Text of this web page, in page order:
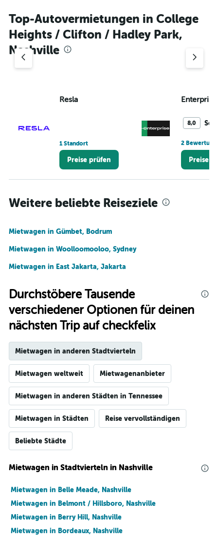
Top-Autovermietungen in College
Heights / Clifton / Hadley Park,
Nashville
Resla
1 Standort
Preise prüfen
8,0
2
Preise
Weitere beliebte Reiseziele
Mietwagen in Gümbet, Bodrum
Mietwagen in Woolloomooloo, Sydney
Mietwagen in East Jakarta, Jakarta
Durchstöbere Tausende
verschiedener Optionen für deinen
nächsten Trip auf checkfelix
Mietwagen in anderen Stadtvierteln
Mietwagen weltweit Mietwagenanbieter
Mietwagen in anderen Städten in Tennessee
Mietwagen in Städten Reise vervollständigen
Beliebte Städte
Mietwagen in Stadtvierteln in Nashville
Mietwagen in Belle Meade, Nashville
Mietwagen in Belmont / Hillsboro, Nashville
Mietwagen in Berry Hill, Nashville
Mietwagen in Bordeaux, Nashville